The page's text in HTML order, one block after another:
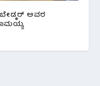
ಅವರ